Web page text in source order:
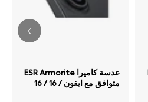
عدسة كاميرا ESR Armorite
متوافق مع ايفون / 16 / 16